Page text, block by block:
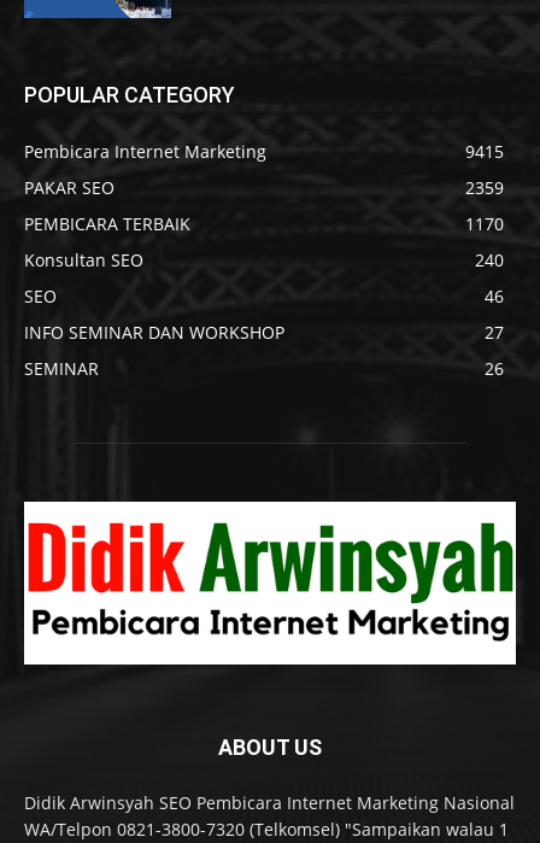
POPULAR CATEGORY
Pembicara Internet Marketing
9415
PAKAR SEO
2359
PEMBICARA TERBAIK
1170
Konsultan SEO
240
SEO
46
INFO SEMINAR DAN WORKSHOP
27
SEMINAR
26
ABOUT US
Didik Arwinsyah SEO Pembicara Internet Marketing Nasional
WA/Telpon 0821-3800-7320 (Telkomsel) "Sampaikan walau 1